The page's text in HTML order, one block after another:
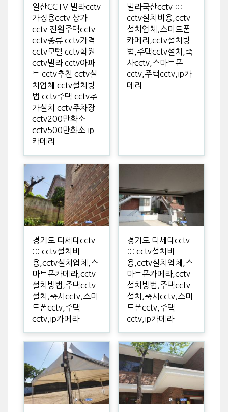
일산CCTV 빌라cctv
가정용cctv 상가
cctv 전원주택cctv
cctv종류 cctv가격
cctv모텔 cctv학원
cctv빌라 cctv아파
트 cctv추천 cctv설
치업체 cctv설치방
법 cctv주택 cctv추
가설치 cctv주차장
cctv200만화소
cctv500만화소 ip
카메라
빌라국산cctv :::
cctv설치비용,cctv
설치업체,스마트폰
카메라,cctv설치방
법,주택cctv설치,축
사cctv,스마트폰
cctv,주택cctv,ip카
메라
경기도 다세대cctv
::: cctv설치비
용,cctv설치업체,스
마트폰카메라,cctv
설치방법,주택cctv
설치,축사cctv,스마
트폰cctv,주택
cctv,ip카메라
경기도 다세대cctv
::: cctv설치비
용,cctv설치업체,스
마트폰카메라,cctv
설치방법,주택cctv
설치,축사cctv,스마
트폰cctv,주택
cctv,ip카메라